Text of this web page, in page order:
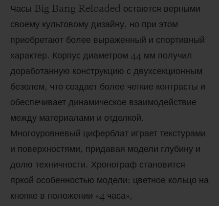
Часы Big Bang Reloaded остаются верными
своему культовому дизайну, но при этом
приобретают более выраженный и спортивный
характер. Корпус диаметром 44 мм получил
доработанную конструкцию с двухсекционным
безелем, что создает более четкие контрасты и
обеспечивает динамическое взаимодействие
между материалами и отделкой.
Многоуровневый циферблат играет текстурами
и поверхностями, придавая модели глубину и
долю техничности. Хронограф становится
яркой особенностью модели: цветное кольцо на
кнопке в положении «4 часа»,